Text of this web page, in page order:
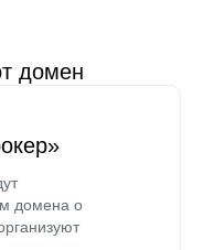
домен
домена о